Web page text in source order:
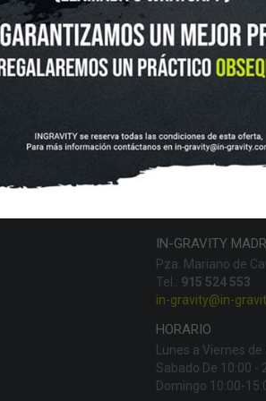
CLUBS Y ASOCIACIONES
SCOOTER PROTECCIONES
Y DATOS DE INTERÉS AVISO LEGAL
IN-GRAVITY
Pza. Mariano de
Tel.: 915 524 553
in-gravity@in-
HORARIO
Lunes a Viernes
Sabado De 10:00 -
Domingo 10:00-